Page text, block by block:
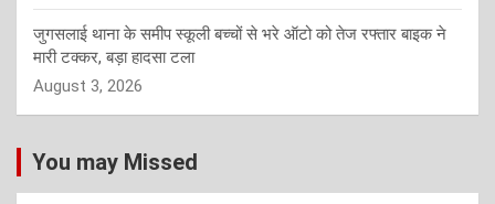
जुगसलाई थाना के समीप स्कूली बच्चों से भरे ऑटो को तेज रफ्तार बाइक ने
मारी टक्कर, बड़ा हादसा टला
August 3, 2026
You may Missed